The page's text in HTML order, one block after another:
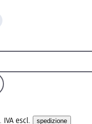
IVA escl. spedizione